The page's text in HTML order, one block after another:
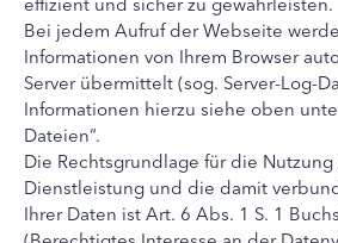
Bei jedem Aufruf der Webseite
Informationen von Ihrem Browser
Server übermittelt (sog. Server-Log-
Informationen hierzu siehe oben
Dateien“.
Die Rechtsgrundlage für die
Dienstleistung und die damit
Ihrer Daten ist Art. 6 Abs. 1 S. 1